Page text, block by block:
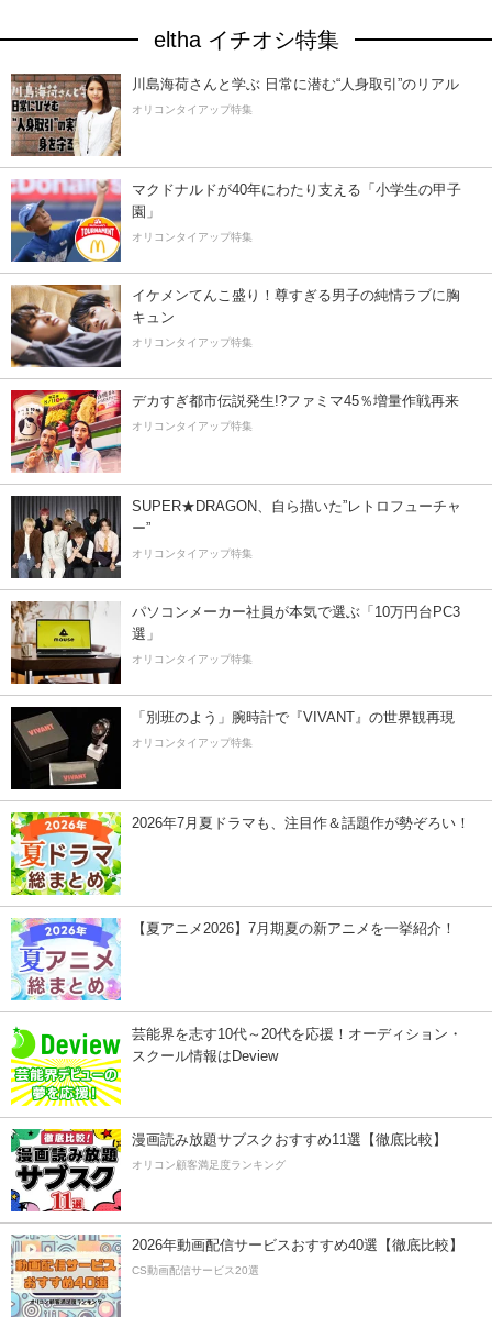
eltha イチオシ特集
川島海荷さんと学ぶ 日常に潜む“人身取引”のリアル
オリコンタイアップ特集
マクドナルドが40年にわたり支える「小学生の甲子
園」
オリコンタイアップ特集
イケメンてんこ盛り！尊すぎる男子の純情ラブに胸
キュン
オリコンタイアップ特集
デカすぎ都市伝説発生!?ファミマ45％増量作戦再来
オリコンタイアップ特集
SUPER★DRAGON、自ら描いた”レトロフューチャ
ー”
オリコンタイアップ特集
パソコンメーカー社員が本気で選ぶ「10万円台PC3
選」
オリコンタイアップ特集
「別班のよう」腕時計で『VIVANT』の世界観再現
オリコンタイアップ特集
2026年7月夏ドラマも、注目作＆話題作が勢ぞろい！
【夏アニメ2026】7月期夏の新アニメを一挙紹介！
芸能界を志す10代～20代を応援！オーディション・
スクール情報はDeview
漫画読み放題サブスクおすすめ11選【徹底比較】
オリコン顧客満足度ランキング
2026年動画配信サービスおすすめ40選【徹底比較】
CS動画配信サービス20選